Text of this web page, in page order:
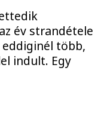
év strandétele
több,
indult. Egy